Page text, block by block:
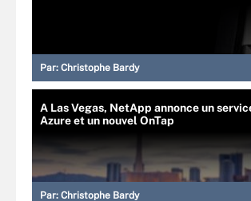
Par: Christophe Bardy
A Las Vegas, NetApp annonce un
Azure et un nouvel OnTap
Par: Christophe Bardy